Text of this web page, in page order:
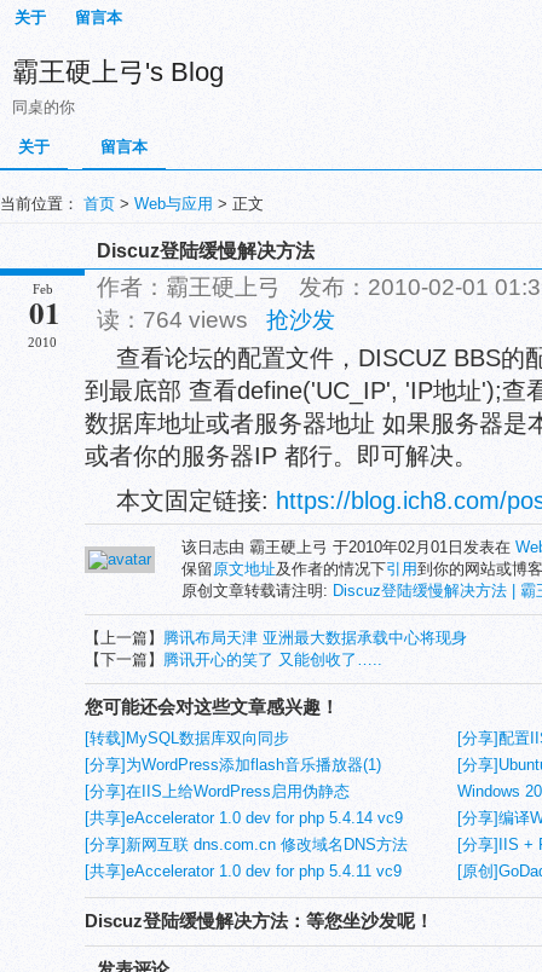
关于 留言本
霸王硬上弓's Blog
同桌的你
关于 留言本
当前位置： 首页 > Web与应用 > 正文
Discuz登陆缓慢解决方法
Feb
01
2010
作者：霸王硬上弓 发布：2010-02-01
读：764 views 抢沙发
查看论坛的配置文件，DISCUZ BBS
到最底部 查看define('UC_IP', 'IP地址');查
数据库地址或者服务器地址 如果服务器
或者你的服务器IP 都行。即可解决。
本文固定链接: https://blog.ich8.com/
该日志由 霸王硬上弓 于2010年02月01日发表在
保留原文地址及作者的情况下引用到你的网站或博
原创文章转载请注明: Discuz登陆缓慢解决方法 | 霸
【上一篇】 腾讯布局天津 亚洲最大数据承载中心将现身
【下一篇】 腾讯开心的笑了 又能创收了…..
您可能还会对这些文章感兴趣！
[转载]MySQL数据库双向同步
[分享]配置
浏览器缓存
[分享]为WordPress添加flash音乐播放器(1)
[分享
机(1)
[分享]在IIS上给WordPress启用伪静态
Windows
[共享]eAccelerator 1.0 dev for php 5.4.14 vc9
nts（非线程安全）/ts（线程安全）
[分享]编译
[分享]新网互联 dns.com.cn 修改域名DNS方法
[分享]IIS +
0xfffffffe错
[共享]eAccelerator 1.0 dev for php 5.4.11 vc9
nts（非线程安全）/ts（线程安全）
[原创
Discuz登陆缓慢解决方法：等您坐沙发呢！